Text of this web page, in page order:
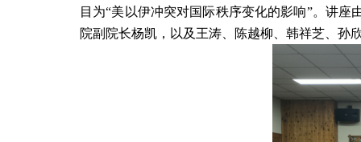
目为“美以伊冲突对国际秩序变化的影响”。讲
院副院长杨凯，以及王涛、陈越柳、韩祥芝、孙